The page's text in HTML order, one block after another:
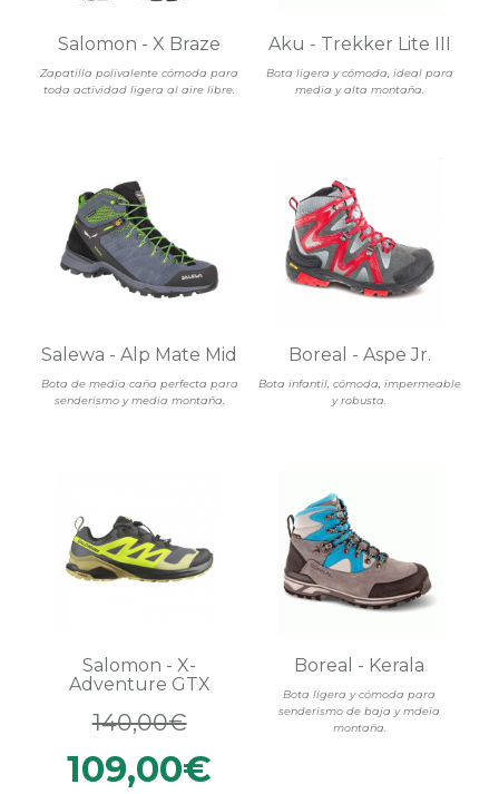
Zapatilla polivalente cómoda para
toda actividad ligera al aire libre.
Salomon - X Braze
Bota ligera y cómoda, ideal para
media y alta montaña.
Aku - Trekker Lite III
Bota de media caña perfecta para
senderismo y media montaña.
Salewa - Alp Mate Mid
Bota infantil, cómoda, impermeable
y robusta.
Boreal - Aspe Jr.
Salomon - X-
Adventure GTX
140,00€
109,00€
Bota ligera y cómoda para
senderismo de baja y mdeia
montaña.
Boreal - Kerala